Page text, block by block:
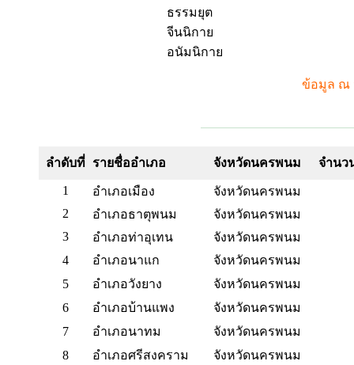
ธรรมยุต
จีนนิกาย
อนัมนิกาย
ข้อมูล ณ
ลำดับที่ รายชื่ออำเภอ จังหวัดนครพนม จำนว
1 อำเภอเมือง
จังหวัดนครพนม
2
อำเภอธาตุพนม
จังหวัดนครพนม
3
อำเภอท่าอุเทน
จังหวัดนครพนม
4
อำเภอนาแก
จังหวัดนครพนม
5
อำเภอวังยาง
จังหวัดนครพนม
6
อำเภอบ้านแพง
จังหวัดนครพนม
7
อำเภอนาทม
จังหวัดนครพนม
8
อำเภอศรีสงคราม
จังหวัดนครพนม